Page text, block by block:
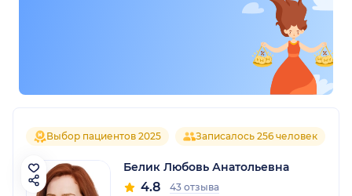
Выбор пациентов 2025 Записалось 256 человек
Белик Любовь Анатольевна
4.8 43 отзыва